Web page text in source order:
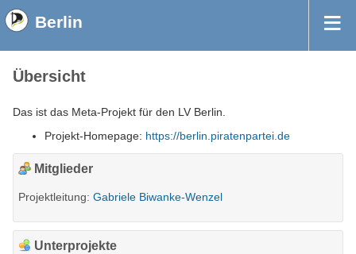
Berlin
Übersicht
Das ist das Meta-Projekt für den LV Berlin.
Projekt-Homepage: https://berlin.piratenpartei.de
Mitglieder
Projektleitung: Gabriele Biwanke-Wenzel
Unterprojekte